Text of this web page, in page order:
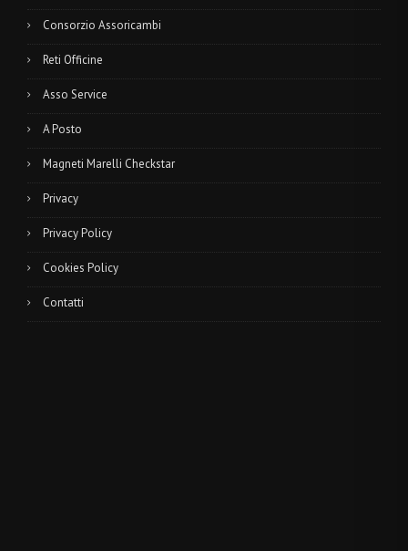
Consorzio Assoricambi
Reti Officine
Asso Service
A Posto
Magneti Marelli Checkstar
Privacy
Privacy Policy
Cookies Policy
Contatti